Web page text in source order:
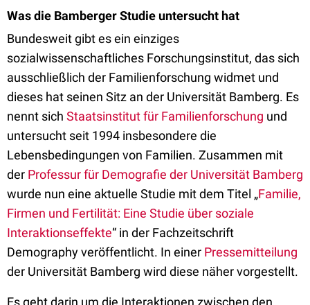
Was die Bamberger Studie untersucht hat
Bundesweit gibt es ein einziges
sozialwissenschaftliches Forschungsinstitut, das sich
ausschließlich der Familienforschung widmet und
dieses hat seinen Sitz an der Universität Bamberg. Es
nennt sich Staatsinstitut für Familienforschung und
untersucht seit 1994 insbesondere die
Lebensbedingungen von Familien. Zusammen mit
der Professur für Demografie der Universität Bamberg
wurde nun eine aktuelle Studie mit dem Titel „Familie,
Firmen und Fertilität: Eine Studie über soziale
Interaktionseffekte“ in der Fachzeitschrift
Demography veröffentlicht. In einer Pressemitteilung
der Universität Bamberg wird diese näher vorgestellt.
Es geht darin um die Interaktionen zwischen den